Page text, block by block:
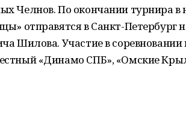
Челнов. По окончании турнира в
отправятся в Санкт-Петербург
Шилова. Участие в
«Динамо СПБ», «Омские